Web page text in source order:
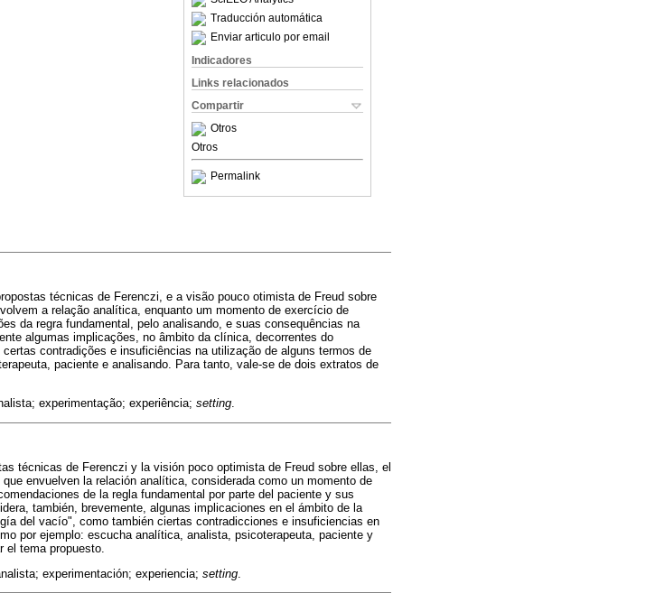
Traducción automática
Enviar articulo por email
Indicadores
Links relacionados
Compartir
Otros
Otros
Permalink
técnicas de Ferenczi, e a visão pouco otimista de Freud sobre
a relação analítica, enquanto um momento de exercício de
da regra fundamental, pelo analisando, e suas consequências na
algumas implicações, no âmbito da clínica, decorrentes do
contradições e insuficiências na utilização de alguns termos de
paciente e analisando. Para tanto, vale-se de dois extratos de
experimentação; experiência; setting.
técnicas de Ferenczi y la visión poco optimista de Freud sobre ellas, el
envuelven la relación analítica, considerada como un momento de
de la regla fundamental por parte del paciente y sus
también, brevemente, algunas implicaciones en el ámbito de la
del vacío", como también ciertas contradicciones e insuficiencias en
por ejemplo: escucha analítica, analista, psicoterapeuta, paciente y
tema propuesto.
experimentación; experiencia; setting.